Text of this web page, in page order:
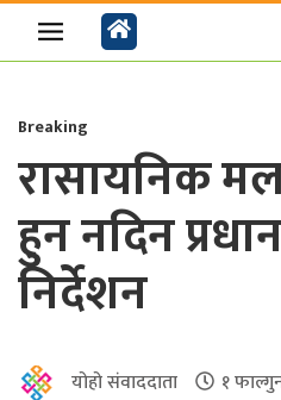
Breaking
रासायनिक
हुन नदिन
निर्देशन
योहो संवाददाता १